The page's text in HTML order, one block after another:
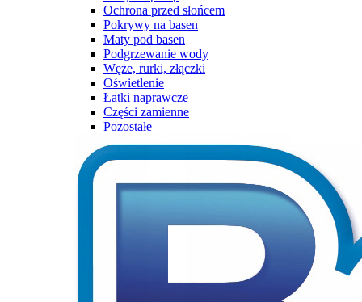
Ochrona przed słońcem
Pokrywy na basen
Maty pod basen
Podgrzewanie wody
Węże, rurki, złączki
Oświetlenie
Łatki naprawcze
Części zamienne
Pozostałe